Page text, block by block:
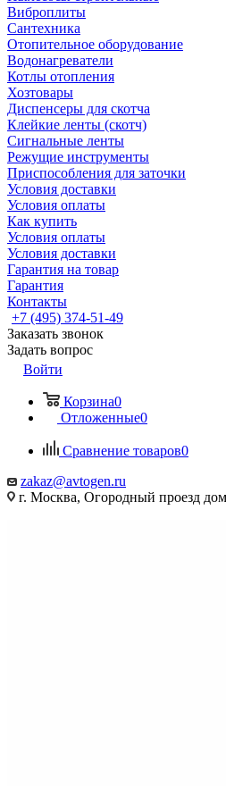
Виброплиты
Сантехника
Отопительное оборудование
Водонагреватели
Котлы отопления
Хозтовары
Диспенсеры для скотча
Клейкие ленты (скотч)
Сигнальные ленты
Режущие инструменты
Приспособления для заточки
Условия доставки
Условия оплаты
Как купить
Условия оплаты
Условия доставки
Гарантия на товар
Гарантия
Контакты
+7 (495) 374-51-49
Заказать звонок
Задать вопрос
Войти
Корзина0
Отложенные0
Сравнение товаров0
zakaz@avtogen.ru
г. Москва, Огородный проезд